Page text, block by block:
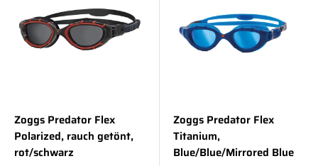
Zoggs Predator Flex
Polarized, rauch getönt,
rot/schwarz
Zoggs Predator Flex
Titanium,
Blue/Blue/Mirrored Blue